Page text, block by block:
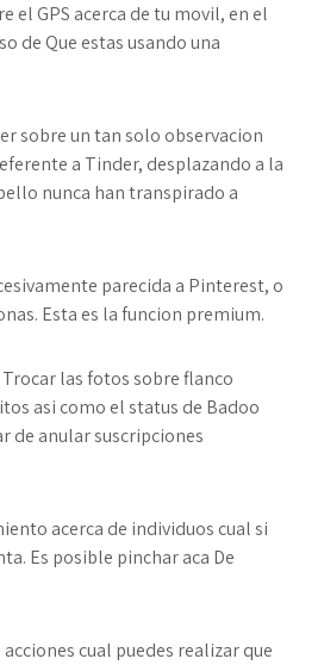
el GPS acerca de tu movil, en el
de Que estas usando una
sobre un tan solo observacion
a Tinder, desplazando a la
nunca han transpirado a
parecida a Pinterest, o
Esta es la funcion premium.
las fotos sobre flanco
asi­ como el status de Badoo
de anular suscripciones
acerca de individuos cual si
Es posible pinchar aca De
cual puedes realizar que